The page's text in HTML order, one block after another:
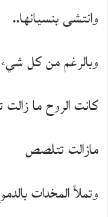
وانتشى بنسيانها..
وبالرغم من كل شيء
كانت الروح ما
مازالت تتلصص
وتملأ المخدات